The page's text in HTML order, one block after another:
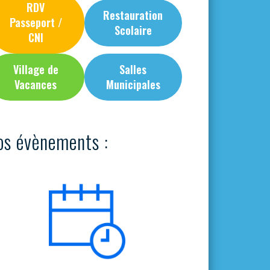
RDV
Passeport /
CNI
Restauration
Scolaire
Village de
Vacances
Salles
Municipales
évènements :